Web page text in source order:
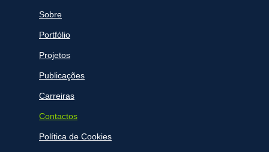
Sobre
Portfólio
Projetos
Publicações
Carreiras
Contactos
Política de Cookies